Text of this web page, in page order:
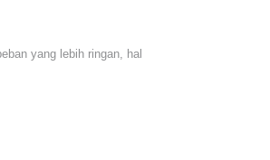
yang lebih ringan, hal